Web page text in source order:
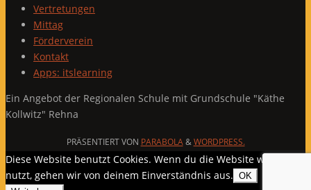
Vertretungen
Mittag
Förderverein
Kontakt
Apps: itslearning
Ein Angebot der Regionalen Schule mit Grundschule "Käthe
Kollwitz" Rehna
PRÄSENTIERT VON PARABOLA&WORDPRESS.
Diese Website benutzt Cookies. Wenn du die Website weiter
nutzt, gehen wir von deinem Einverständnis aus. OK